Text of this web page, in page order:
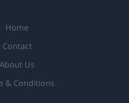
en laat je creativiteit de
alles! Naast het schrijven
werkstudent. Bij Pipple
willen niet dat...
Home
Contact
About Us
& Conditions